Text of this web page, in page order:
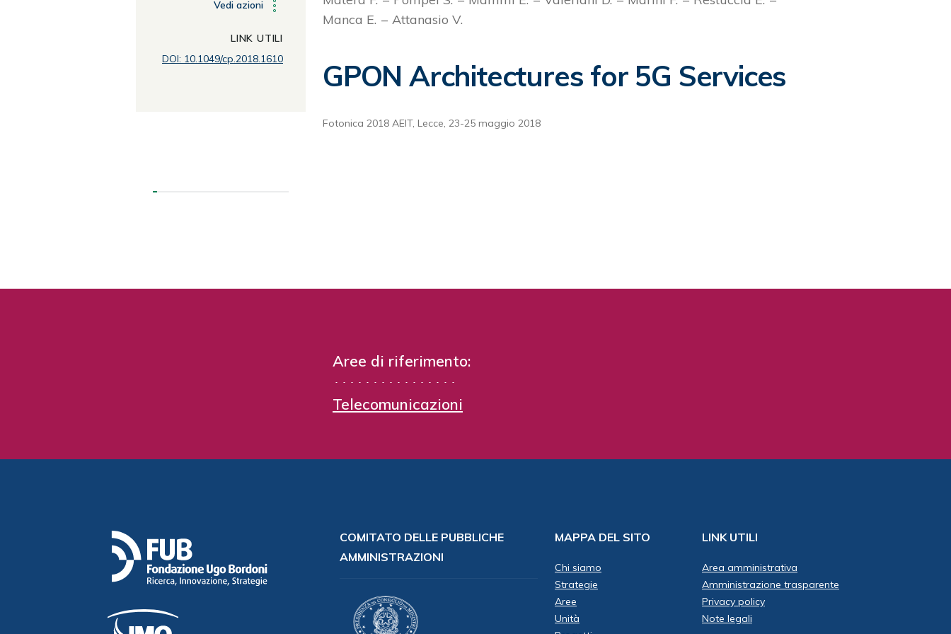
Manca E.
Attanasio V.
GPON Architectures for 5G Services
Fotonica 2018 AEIT, Lecce, 23-25 maggio 2018
Vedi azioni
LINK UTILI
DOI: 10.1049/cp.2018.1610
Aree di riferimento:
Telecomunicazioni
COMITATO DELLE PUBBLICHE
AMMINISTRAZIONI
MAPPA DEL SITO
Chi siamo
Strategie
Aree
Unità
LINK UTILI
Area amministrativa
Amministrazione trasparente
Privacy policy
Note legali